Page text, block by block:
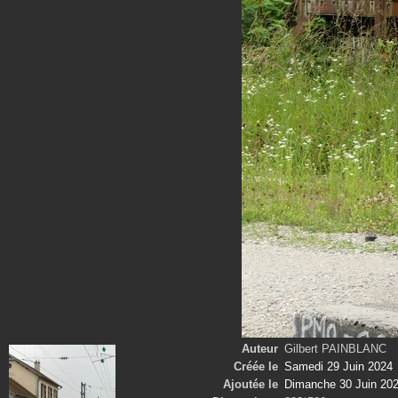
Auteur Gilbert PAINBLANC
Créée le Samedi 29 Juin 2024
Ajoutée le Dimanche 30 Juin